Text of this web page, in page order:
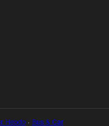
Hebdo · Bus & Car